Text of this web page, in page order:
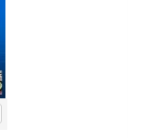
ثلة من